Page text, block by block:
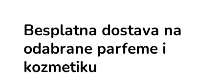
Svi Douglas kuponi
Besplatna dostava na
odabrane parfeme i
kozmetiku